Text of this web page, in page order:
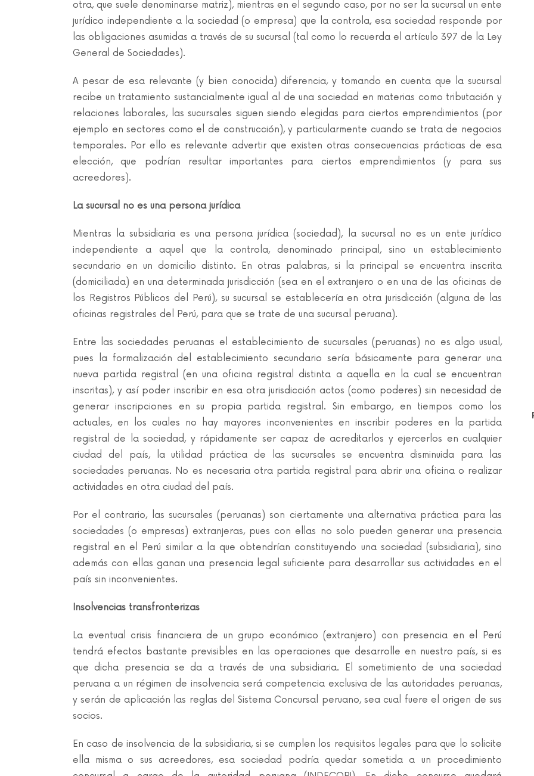
otra, que suele denominarse matriz), mientras en el segundo caso, por no ser la sucursal un ente
jurídico independiente a la sociedad (o empresa) que la controla, esa sociedad responde por
las obligaciones asumidas a través de su sucursal (tal como lo recuerda el artículo 397 de la Ley
General de Sociedades).
A pesar de esa relevante (y bien conocida) diferencia, y tomando en cuenta que la sucursal
recibe un tratamiento sustancialmente igual al de una sociedad en materias como tributación y
relaciones laborales, las sucursales siguen siendo elegidas para ciertos emprendimientos (por
ejemplo en sectores como el de construcción), y particularmente cuando se trata de negocios
temporales. Por ello es relevante advertir que existen otras consecuencias prácticas de esa
elección, que podrían resultar importantes para ciertos emprendimientos (y para sus
acreedores).
La sucursal no es una persona jurídica
Mientras la subsidiaria es una persona jurídica (sociedad), la sucursal no es un ente jurídico
independiente a aquel que la controla, denominado principal, sino un establecimiento
secundario en un domicilio distinto. En otras palabras, si la principal se encuentra inscrita
(domiciliada) en una determinada jurisdicción (sea en el extranjero o en una de las oficinas de
los Registros Públicos del Perú), su sucursal se establecería en otra jurisdicción (alguna de las
oficinas registrales del Perú, para que se trate de una sucursal peruana).
Entre las sociedades peruanas el establecimiento de sucursales (peruanas) no es algo usual,
pues la formalización del establecimiento secundario sería básicamente para generar una
nueva partida registral (en una oficina registral distinta a aquella en la cual se encuentran
inscritas), y así poder inscribir en esa otra jurisdicción actos (como poderes) sin necesidad de
generar inscripciones en su propia partida registral. Sin embargo, en tiempos como los
actuales, en los cuales no hay mayores inconvenientes en inscribir poderes en la partida
registral de la sociedad, y rápidamente ser capaz de acreditarlos y ejercerlos en cualquier
ciudad del país, la utilidad práctica de las sucursales se encuentra disminuida para las
sociedades peruanas. No es necesaria otra partida registral para abrir una oficina o realizar
actividades en otra ciudad del país.
Por el contrario, las sucursales (peruanas) son ciertamente una alternativa práctica para las
sociedades (o empresas) extranjeras, pues con ellas no solo pueden generar una presencia
registral en el Perú similar a la que obtendrían constituyendo una sociedad (subsidiaria), sino
además con ellas ganan una presencia legal suficiente para desarrollar sus actividades en el
país sin inconvenientes.
Insolvencias transfronterizas
La eventual crisis financiera de un grupo económico (extranjero) con presencia en el Perú
tendrá efectos bastante previsibles en las operaciones que desarrolle en nuestro país, si es
que dicha presencia se da a través de una subsidiaria. El sometimiento de una sociedad
peruana a un régimen de insolvencia será competencia exclusiva de las autoridades peruanas,
y serán de aplicación las reglas del Sistema Concursal peruano, sea cual fuere el origen de sus
socios.
En caso de insolvencia de la subsidiaria, si se cumplen los requisitos legales para que lo solicite
ella misma o sus acreedores, esa sociedad podría quedar sometida a un procedimiento